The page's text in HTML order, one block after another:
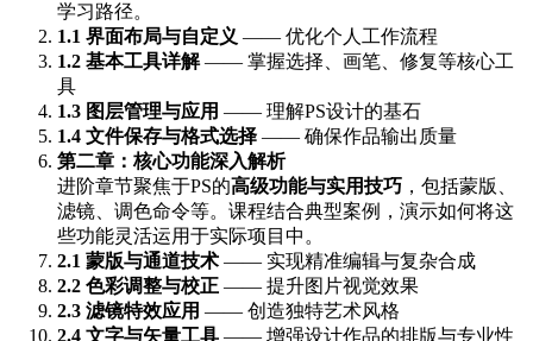
学习路径。
1.1 界面布局与自定义 —— 优化个人工作流程
1.2 基本工具详解—— 掌握选择、画笔、修复等核心工
具
1.3 图层管理与应用 —— 理解PS设计的基石
1.4 文件保存与格式选择 —— 确保作品输出质量
第二章：核心功能深入解析
进阶章节聚焦于PS的高级功能与实用技巧 ，包括蒙版、
滤镜、调色命令等。课程结合典型案例，演示如何将这
些功能灵活运用于实际项目中。
2.1 蒙版与通道技术 —— 实现精准编辑与复杂合成
2.2 色彩调整与校正 —— 提升图片视觉效果
2.3 滤镜特效应用 —— 创造独特艺术风格
2.4 文字与矢量工具 —— 增强设计作品的排版与专业性